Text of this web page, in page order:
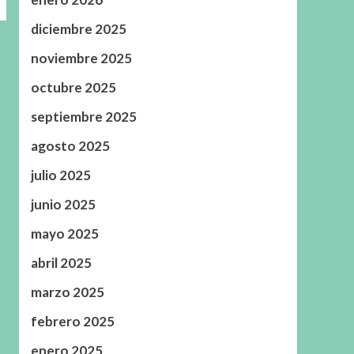
diciembre 2025
noviembre 2025
octubre 2025
septiembre 2025
agosto 2025
julio 2025
junio 2025
mayo 2025
abril 2025
marzo 2025
febrero 2025
enero 2025